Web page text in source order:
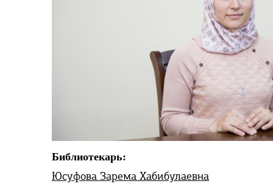
Библиотекарь:
Юсуфова Зарема Хабибулаевна